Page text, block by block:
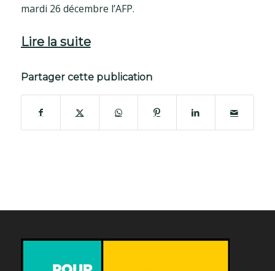
mardi 26 décembre l’AFP.
Lire la suite
Partager cette publication